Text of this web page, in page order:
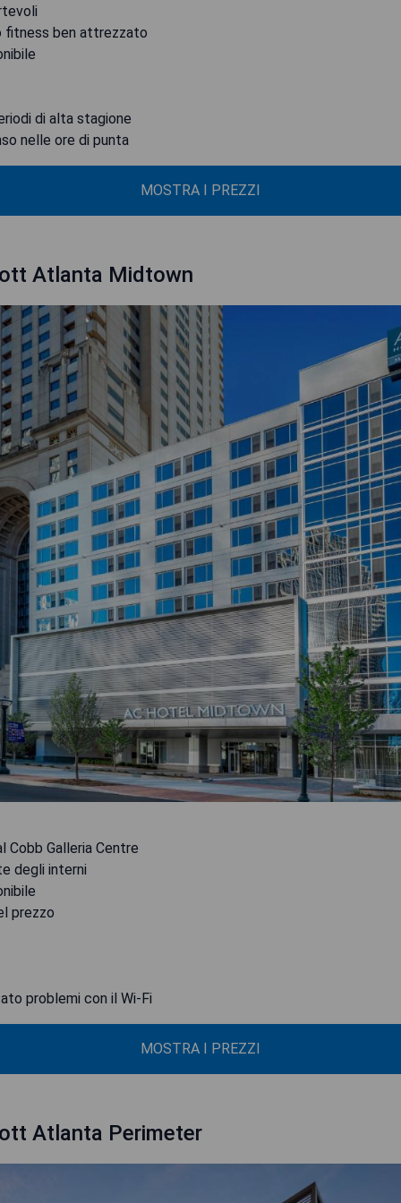
fitness ben attrezzato
di alta stagione
nelle ore di punta
MOSTRA I PREZZI
Atlanta Midtown
Cobb Galleria Centre
degli interni
prezzo
problemi con il Wi-Fi
MOSTRA I PREZZI
Atlanta Perimeter